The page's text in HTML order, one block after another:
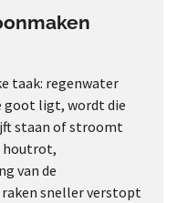
taak: regenwater
goot ligt, wordt die
staan of stroomt
houtrot,
van de
sneller verstopt